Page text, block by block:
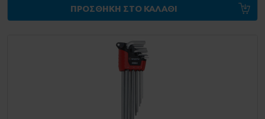
ΠΡΟΣΘΗΚΗ ΣΤΟ ΚΑΛΑΘΙ